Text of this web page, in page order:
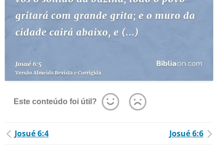
Este conteúdo foi útil?
Josué 6:4 Josué 6:6